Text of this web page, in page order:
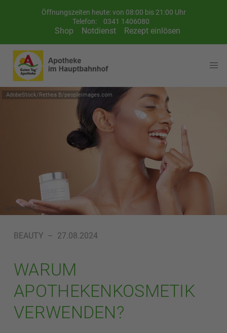
Öffnungszeiten heute: von 08:00 bis 21:00 Uhr
Telefon:
0341 1406080
Shop Notdienst Rezept einlösen
AdobeStock/Rethea B/peopleimages.com
Symbolbild
BEAUTY – 27.08.2024
WARUM
APOTHEKENKOSMETIK
VERWENDEN?